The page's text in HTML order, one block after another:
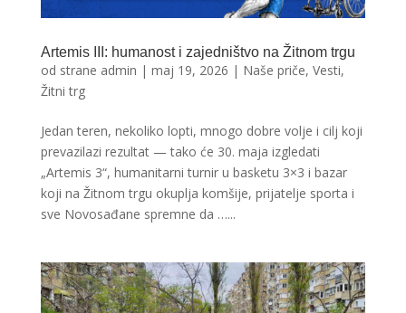
Artemis III: humanost i zajedništvo na Žitnom trgu
od strane admin | maj 19, 2026 | Naše priče, Vesti,
Žitni trg
Jedan teren, nekoliko lopti, mnogo dobre volje i cilj koji
prevazilazi rezultat — tako će 30. maja izgledati
„Artemis 3“, humanitarni turnir u basketu 3×3 i bazar
koji na Žitnom trgu okuplja komšije, prijatelje sporta i
sve Novosađane spremne da …...